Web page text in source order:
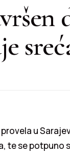
u
te se potpuno